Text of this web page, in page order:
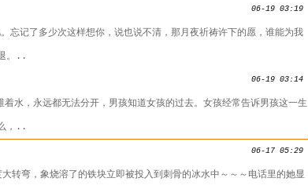
06-19 03:19
忘记了多少次这样想你，说也说不清，那月夜祈祷许下的愿，谁能为我
。..
06-19 03:14
水，永远都无法分开，男孩知道女孩的过去。女孩经常告诉男孩这一生
，..
06-17 05:29
转弯，象烧溶了的铁块立即被投入到刺骨的冰水中～～～电话里的她显